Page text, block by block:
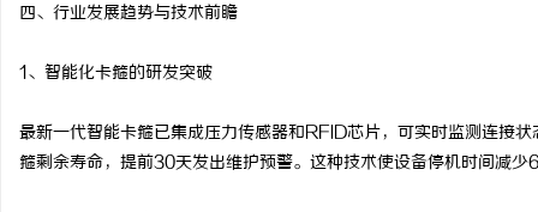
四、行业发展趋势与技术前瞻
1、智能化卡箍的研发突破
最新一代智能卡箍已集成压力传感器和RFID芯片，可实时监测连接
箍剩余寿命，提前30天发出维护预警。这种技术使设备停机时间减